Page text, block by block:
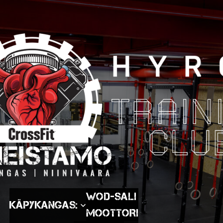
Käpykangas:
WOD-SALI
MOOTTORI